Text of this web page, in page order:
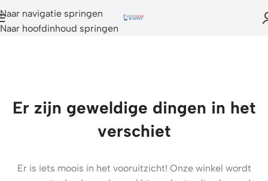
Naar navigatie springen
Naar hoofdinhoud springen
Er zijn geweldige dingen in het
verschiet
Er is iets moois in het vooruitzicht! Onze winkel wordt